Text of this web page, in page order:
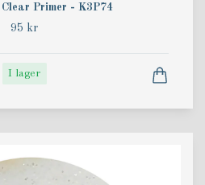
Primer - K3P74
95 kr
I lager